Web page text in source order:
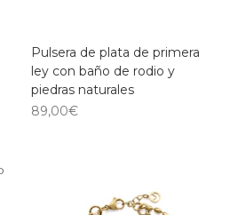
Pulsera de plata de primera
ley con baño de rodio y
piedras naturales
89,00€